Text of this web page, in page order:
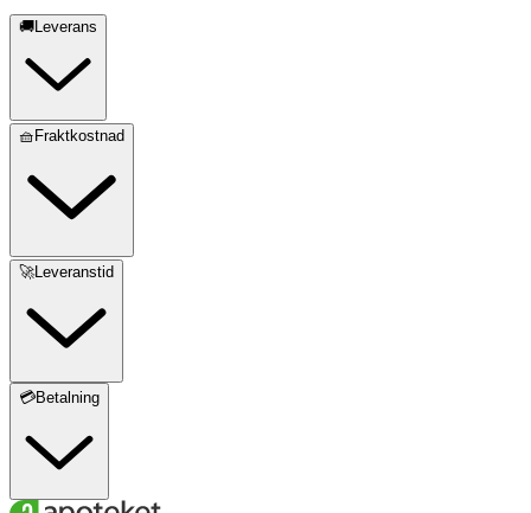
🚚Leverans
🧺Fraktkostnad
🚀Leveranstid
💳Betalning